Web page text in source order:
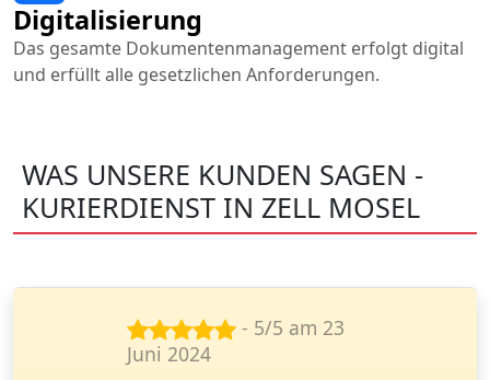
Digitalisierung
Das gesamte Dokumentenmanagement erfolgt digital
und erfüllt alle gesetzlichen Anforderungen.
WAS UNSERE KUNDEN SAGEN -
KURIERDIENST IN ZELL MOSEL
- 4/5 am 12
Aug. 2024